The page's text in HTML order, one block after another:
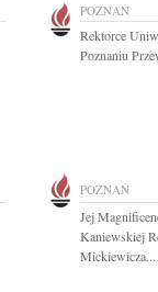
POZNAŃ
Rektorce
Poznaniu
POZNAŃ
Jej
Kaniewskiej
Mickiewicza...